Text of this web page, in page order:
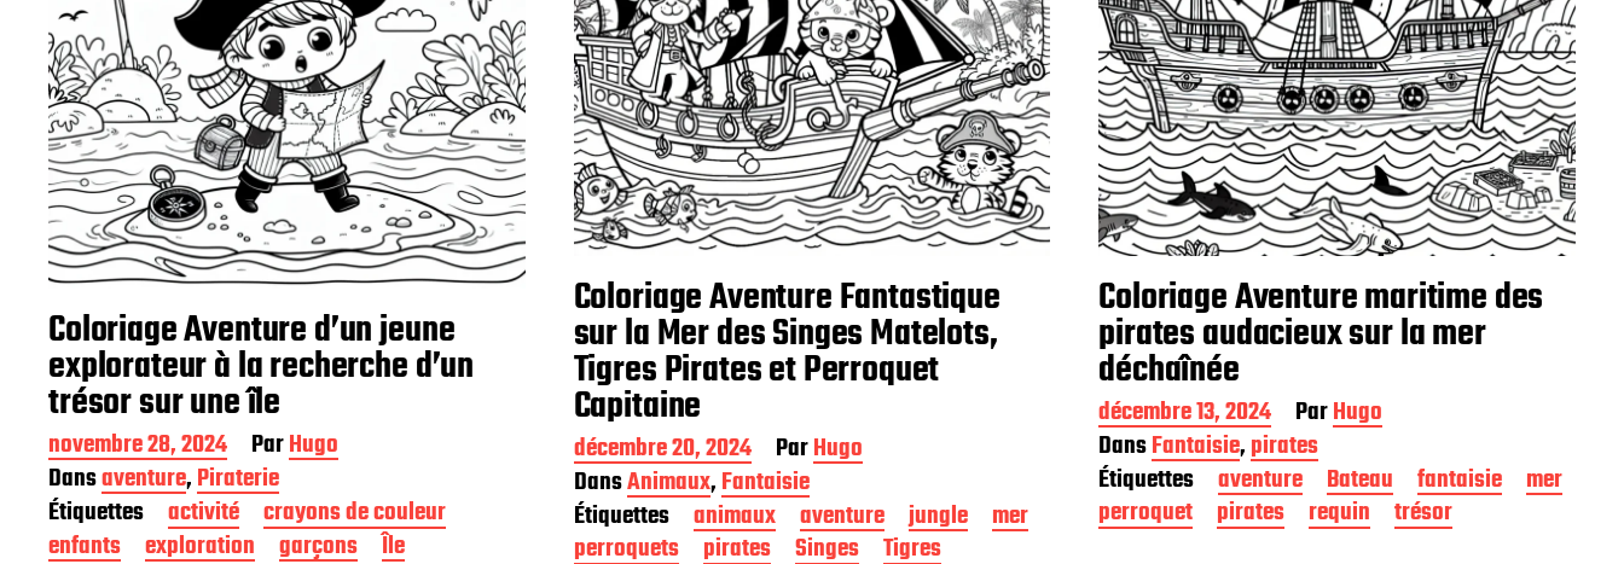
Coloriage Aventure Fantastique
sur la Mer des Singes Matelots,
Tigres Pirates et Perroquet
Capitaine
D
a
t
e
d
décembre 20, 2024 ParHugo
DansAnimaux,Fantaisie
Étiquettes
animaux aventure jungle
mer
perroquets
pirates Singes Tigres
Coloriage Aventure maritime des
pirates audacieux sur la mer
déchaînée
D
a
t
e
d
e
décembre 13, 2024 ParHugo
DansFantaisie,pirates
Étiquettes
aventure Bateau fantaisie
mer
perroquet
pirates requin trésor
Coloriage Aventure d’un jeune
explorateur à la recherche d’un
trésor sur une île
D
a
t
e
d
novembre 28, 2024 ParHugo
Dansaventure,Piraterie
Étiquettes
activité
crayons de couleur
enfants
exploration garçons
Île